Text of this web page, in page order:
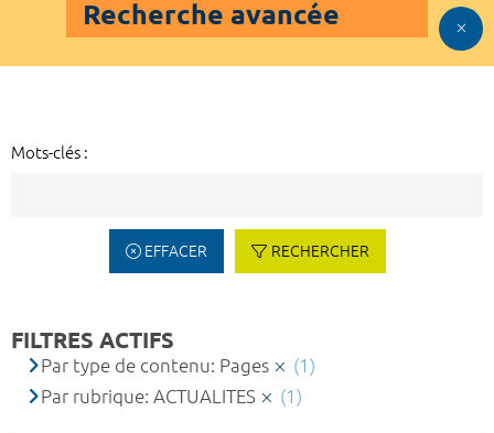
Recherche avancée
Mots-clés :
EFFACER RECHERCHER
FILTRES ACTIFS
Par type de contenu: Pages
(1)
Par rubrique: ACTUALITES
(1)